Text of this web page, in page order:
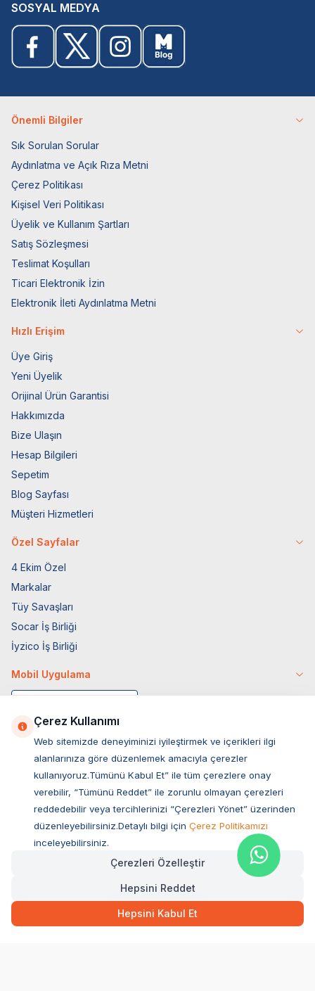
SOSYAL MEDYA
Önemli Bilgiler
Sık Sorulan Sorular
Aydınlatma ve Açık Rıza Metni
Çerez Politikası
Kişisel Veri Politikası
Üyelik ve Kullanım Şartları
Satış Sözleşmesi
Teslimat Koşulları
Ticari Elektronik İzin
Elektronik İleti Aydınlatma Metni
Hızlı Erişim
Üye Giriş
Yeni Üyelik
Orijinal Ürün Garantisi
Hakkımızda
Bize Ulaşın
Hesap Bilgileri
Sepetim
Blog Sayfası
Müşteri Hizmetleri
Özel Sayfalar
4 Ekim Özel
Markalar
Tüy Savaşları
Socar İş Birliği
İyzico İş Birliği
Mobil Uygulama
Müşteri Hizmetleri
Sıkça Sorulan Sorular
Ovacık Mah. Hacıoğlu Sok. No:13 Başiskele / KOCAELİ
Müşteri Destek Hattı
Çerez Kullanımı
Web sitemizde deneyiminizi iyileştirmek ve içerikleri ilgi
alanlarınıza göre düzenlemek amacıyla çerezler
kullanıyoruz.Tümünü Kabul Et” ile tüm çerezlere onay
verebilir, “Tümünü Reddet” ile zorunlu olmayan çerezleri
reddedebilir veya tercihlerinizi “Çerezleri Yönet” üzerinden
düzenleyebilirsiniz.Detaylı bilgi için Çerez Politikamızı
inceleyebilirsiniz.
Çerezleri Özelleştir
Hepsini Reddet
Hepsini Kabul Et